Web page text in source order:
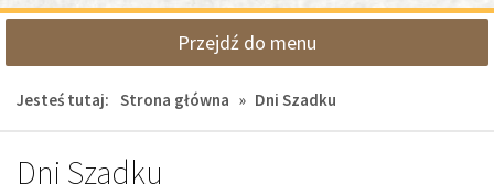
Przejdź do menu
Jesteś tutaj: Strona główna » Dni Szadku
Dni Szadku